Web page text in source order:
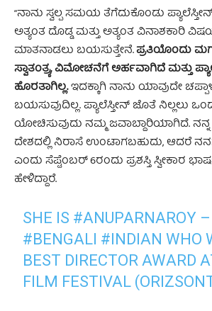
“ನಾನು ಸ್ವಲ್ಪ ಸಮಯ ತೆಗೆದುಕೊಂಡು
ಅತ್ಯಂತ ದೊಡ್ಡ ಮತ್ತು ಅತ್ಯಂತ ವಿನಾಶಕಾರಿ
ಮಾತನಾಡಲು ಬಯಸುತ್ತೇನೆ.ಪ್ರತಿಯೊಂದು
ಸ್ವಾತಂತ್ರ್ಯ, ವಿಮೋಚನೆಗೆ ಅರ್ಹವಾಗಿದೆ ಮತ್ತು
ಹೊರತಾಗಿಲ್ಲ.ಇದಕ್ಕಾಗಿ ನಾನು ಯಾವುದೇ
ಬಯಸುವುದಿಲ್ಲ. ಪ್ಯಾಲೆಸ್ತೀನ್ ಜೊತೆ ನಿಲ್ಲಲು
ಯೋಚಿಸುವುದು ನಮ್ಮ ಜವಾಬ್ದಾರಿಯಾಗಿದೆ.
ದೇಶದಲ್ಲಿ ನಿರಾಸೆ ಉಂಟಾಗಬಹುದು, ಆದರೆ
ಎಂದು ಸೆಪ್ಟೆಂಬರ್ 6ರಂದು ಪ್ರಶಸ್ತಿ ಸ್ವೀಕಾರ
ಹೇಳಿದ್ದಾರೆ.
SHE IS #ANUPARNAROY
#BENGALI #INDIAN WHO
BEST DIRECTOR AWARD
FILM FESTIVAL